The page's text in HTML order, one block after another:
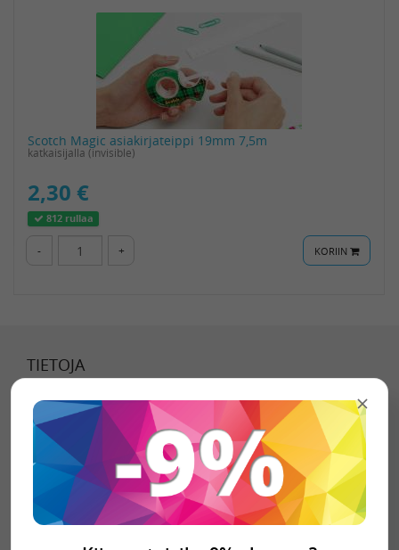
Scotch Magic asiakirjateippi 19mm 7,5m
katkaisijalla (invisible)
2,30 €
812 rullaa
- + KORIIN
TIETOJA
Tietoa meistä
Toimitustavat
Toimitusehdot
Tietosuojaseloste